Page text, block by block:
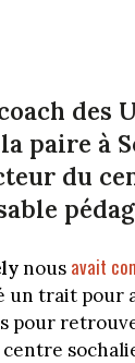
des
paire à
du
nous avait
un trait
pour